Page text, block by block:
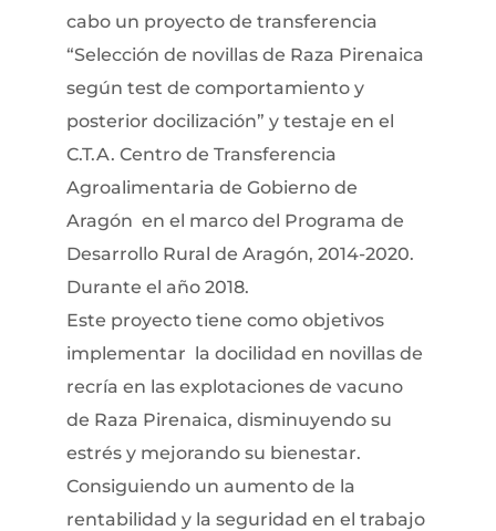
cabo un proyecto de transferencia
“Selección de novillas de Raza Pirenaica
según test de comportamiento y
posterior docilización” y testaje en el
C.T.A. Centro de Transferencia
Agroalimentaria de Gobierno de
Aragón en el marco del Programa de
Desarrollo Rural de Aragón, 2014-2020.
Durante el año 2018.
Este proyecto tiene como objetivos
implementar la docilidad en novillas de
recría en las explotaciones de vacuno
de Raza Pirenaica, disminuyendo su
estrés y mejorando su bienestar.
Consiguiendo un aumento de la
rentabilidad y la seguridad en el trabajo